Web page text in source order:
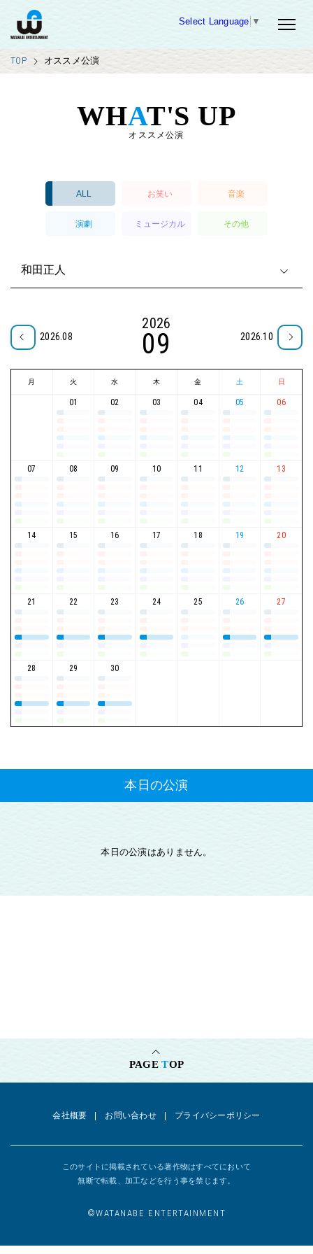
Select Language ▼
TOP オススメ公演
WHAT'S UP
オススメ公演
ALL お笑い 音楽
演劇 ミュージカル その他
2026.08
2026
09 2026.10
月 火 水 木 金 土 日
01 02 03 04 05 06
07 08 09 10 11 12 13
14 15 16 17 18 19 20
21 22 23 24 25 26 27
28 29 30
本日の公演
本日の公演はありません。
PAGETOP
会社概要 お問い合わせ プライバシーポリシー
このサイトに掲載されている著作物はすべてにおいて
無断で転載、加工などを行う事を禁じます。
©︎WATANABE ENTERTAINMENT